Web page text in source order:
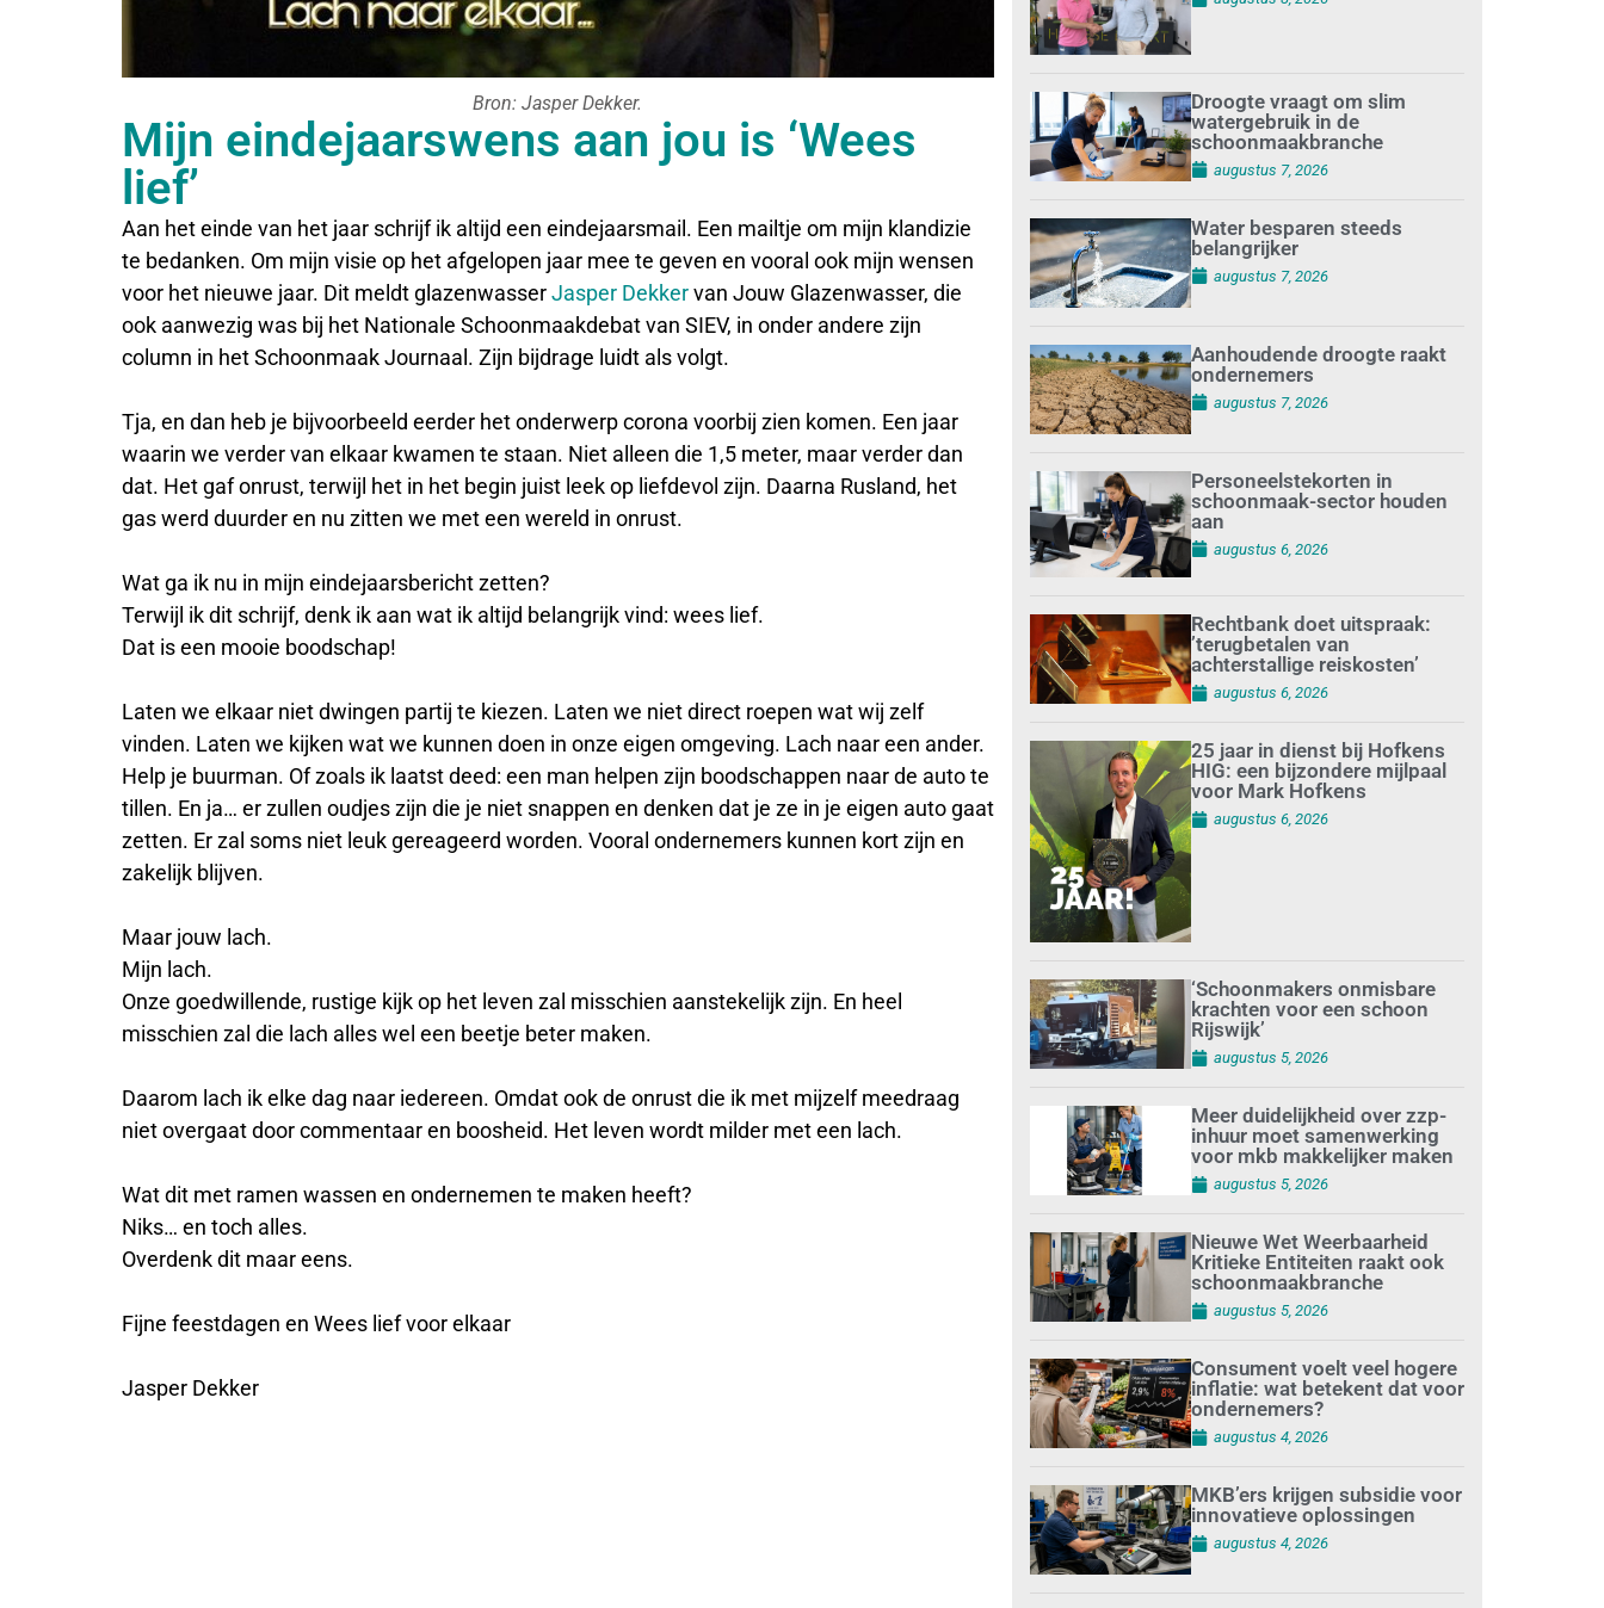
Bron: Jasper Dekker.
Mijn eindejaarswens aan jou is ‘Wees
lief’
Aan het einde van het jaar schrijf ik altijd een eindejaarsmail. Een mailtje om mijn klandizie
te bedanken. Om mijn visie op het afgelopen jaar mee te geven en vooral ook mijn wensen
voor het nieuwe jaar. Dit meldt glazenwasserJasper Dekkervan Jouw Glazenwasser, die
ook aanwezig was bij het Nationale Schoonmaakdebat van SIEV, in onder andere zijn
column in het Schoonmaak Journaal. Zijn bijdrage luidt als volgt.
Tja, en dan heb je bijvoorbeeld eerder het onderwerp corona voorbij zien komen. Een jaar
waarin we verder van elkaar kwamen te staan. Niet alleen die 1,5 meter, maar verder dan
dat. Het gaf onrust, terwijl het in het begin juist leek op liefdevol zijn. Daarna Rusland, het
gas werd duurder en nu zitten we met een wereld in onrust.
Wat ga ik nu in mijn eindejaarsbericht zetten?
Terwijl ik dit schrijf, denk ik aan wat ik altijd belangrijk vind: wees lief.
Dat is een mooie boodschap!
Laten we elkaar niet dwingen partij te kiezen. Laten we niet direct roepen wat wij zelf
vinden. Laten we kijken wat we kunnen doen in onze eigen omgeving. Lach naar een ander.
Help je buurman. Of zoals ik laatst deed: een man helpen zijn boodschappen naar de auto te
tillen. En ja… er zullen oudjes zijn die je niet snappen en denken dat je ze in je eigen auto gaat
zetten. Er zal soms niet leuk gereageerd worden. Vooral ondernemers kunnen kort zijn en
zakelijk blijven.
Maar jouw lach.
Mijn lach.
Onze goedwillende, rustige kijk op het leven zal misschien aanstekelijk zijn. En heel
misschien zal die lach alles wel een beetje beter maken.
Daarom lach ik elke dag naar iedereen. Omdat ook de onrust die ik met mijzelf meedraag
niet overgaat door commentaar en boosheid. Het leven wordt milder met een lach.
Wat dit met ramen wassen en ondernemen te maken heeft?
Niks… en toch alles.
Overdenk dit maar eens.
Fijne feestdagen en Wees lief voor elkaar
Jasper Dekker
Droogte vraagt om slim
watergebruik in de
schoonmaakbranche
augustus 7, 2026
Water besparen steeds
belangrijker
augustus 7, 2026
Aanhoudende droogte raakt
ondernemers
augustus 7, 2026
Personeelstekorten in
schoonmaak-sector houden
aan
augustus 6, 2026
Rechtbank doet uitspraak:
’terugbetalen van
achterstallige reiskosten’
augustus 6, 2026
25 jaar in dienst bij Hofkens
HIG: een bijzondere mijlpaal
voor Mark Hofkens
augustus 6, 2026
‘Schoonmakers onmisbare
krachten voor een schoon
Rijswijk’
augustus 5, 2026
Meer duidelijkheid over zzp-
inhuur moet samenwerking
voor mkb makkelijker maken
augustus 5, 2026
Nieuwe Wet Weerbaarheid
Kritieke Entiteiten raakt ook
schoonmaakbranche
augustus 5, 2026
Consument voelt veel hogere
inflatie: wat betekent dat voor
ondernemers?
augustus 4, 2026
MKB’ers krijgen subsidie voor
innovatieve oplossingen
augustus 4, 2026